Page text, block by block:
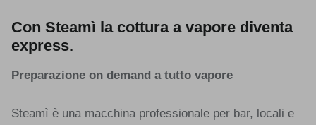
Con Steamì la cottura a vapore diventa
express.
Preparazione on demand a tutto vapore
Steamì è una macchina professionale per bar, locali e